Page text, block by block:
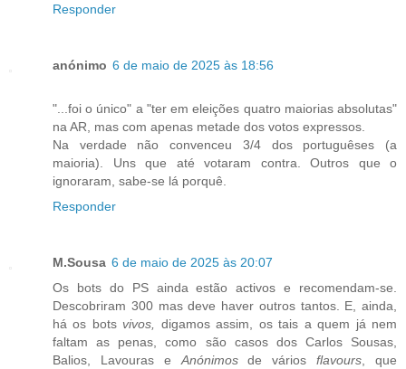
Responder
anónimo 6 de maio de 2025 às 18:56
"...foi o único" a "ter em eleições quatro maiorias absolutas"
na AR, mas com apenas metade dos votos expressos.
Na verdade não convenceu 3/4 dos portuguêses (a
maioria). Uns que até votaram contra. Outros que o
ignoraram, sabe-se lá porquê.
Responder
M.Sousa 6 de maio de 2025 às 20:07
Os bots do PS ainda estão activos e recomendam-se.
Descobriram 300 mas deve haver outros tantos. E, ainda,
há os bots vivos, digamos assim, os tais a quem já nem
faltam as penas, como são casos dos Carlos Sousas,
Balios, Lavouras e Anónimosde váriosflavours , que